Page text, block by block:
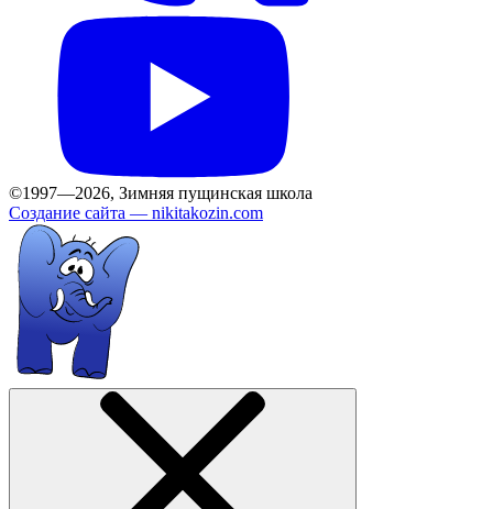
©1997—2026, Зимняя пущинская школа
Создание сайта — nikitakozin.com